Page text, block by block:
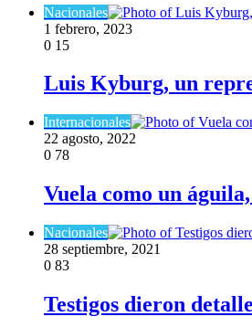
Nacionales
1 febrero, 2023
0 15
Luis Kyburg, un
Internacionales
22 agosto, 2022
0 78
Vuela como un
Nacionales
28 septiembre, 2021
0 83
Testigos dieron